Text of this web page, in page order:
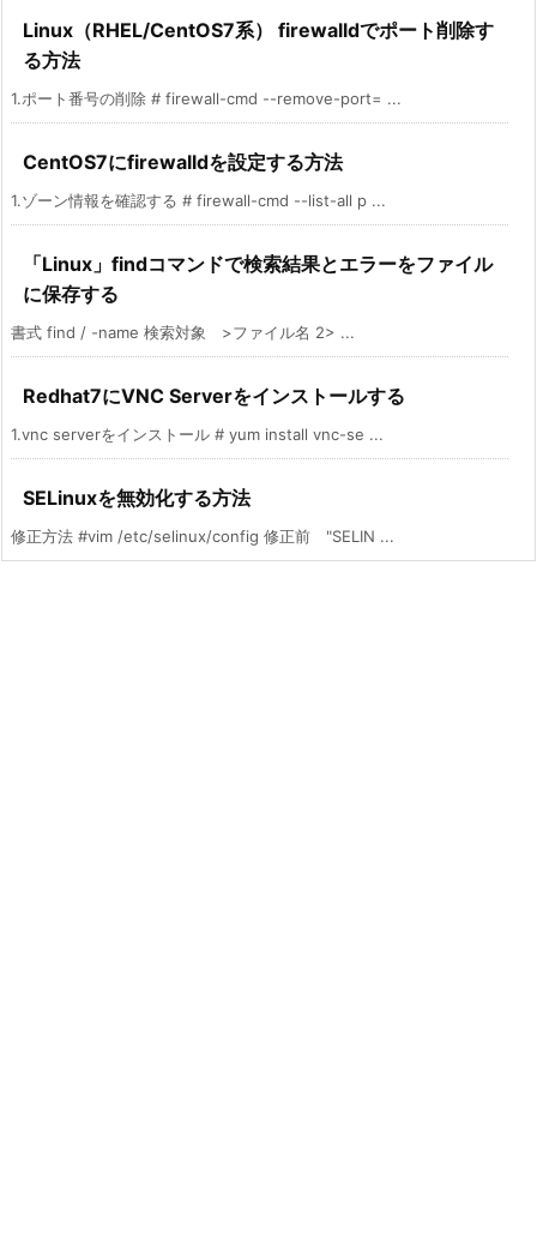
Linux（RHEL/CentOS7系） firewalldでポート削除す
る方法
1.ポート番号の削除 # firewall-cmd --remove-port= ...
CentOS7にfirewalldを設定する方法
1.ゾーン情報を確認する # firewall-cmd --list-all p ...
「Linux」findコマンドで検索結果とエラーをファイル
に保存する
書式 find / -name 検索対象 >ファイル名 2> ...
Redhat7にVNC Serverをインストールする
1.vnc serverをインストール # yum install vnc-se ...
SELinuxを無効化する方法
修正方法 #vim /etc/selinux/config 修正前 "SELIN ...